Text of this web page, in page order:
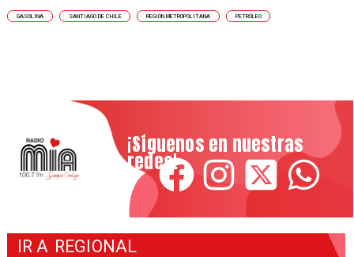
GASOLINA SANTIAGO DE CHILE REGIÓN METROPOLITANA PETRÓLEO
¡Síguenos en nuestras
redes!
IR A REGIONAL